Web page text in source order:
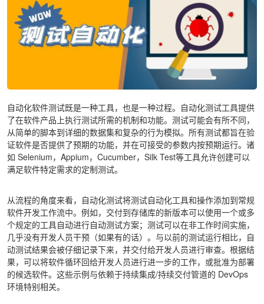
自动化软件测试既是一种工具，也是一种过程。自动化测试工具提供
了在软件产品上执行测试所需的机制和功能。测试可能会有所不同，
从简单的脚本到详细的数据集和复杂的行为模拟。所有测试都旨在验
证软件是否提供了预期的功能，并在可接受的参数内按预期运行。诸
如 Selenium，Appium，Cucumber，Silk Test等工具允许创建可以
满足软件特定需求的定制测试。
从流程的角度来看，自动化测试将测试自动化工具和操作添加到常规
软件开发工作流中。例如，交付到存储库的新版本可以使用一个或多
个规定的工具自动进行自动测试方案；测试可以在非工作时间实施，
几乎没有开发人员干预（如果有的话）。与以前的测试运行相比，自
动测试结果会被仔细记录下来，并交付给开发人员进行审查。根据结
果，可以将软件循环回给开发人员进行进一步的工作，或批准为部署
的候选软件。这些示例与依赖于持续集成/持续交付管道的 DevOps
环境特别相关。